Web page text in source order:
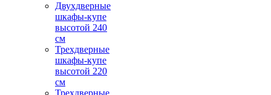
Двухдверные
шкафы-купе
высотой 240
см
Трехдверные
шкафы-купе
высотой 220
см
Трехдверные